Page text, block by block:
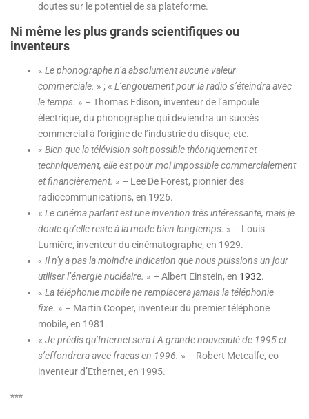
doutes sur le potentiel de sa plateforme.
Ni même les plus grands scientifiques ou
inventeurs
« Le phonographe n’a absolument aucune valeur
commerciale. » ; « L’engouement pour la radio s’éteindra avec
le temps. » – Thomas Edison, inventeur de l’ampoule
électrique, du phonographe qui deviendra un succès
commercial à l’origine de l’industrie du disque, etc.
« Bien que la télévision soit possible théoriquement et
techniquement, elle est pour moi impossible commercialement
et financièrement. » – Lee De Forest, pionnier des
radiocommunications, en 1926.
« Le cinéma parlant est une invention très intéressante, mais je
doute qu’elle reste à la mode bien longtemps. » – Louis
Lumière, inventeur du cinématographe, en 1929.
« Il n’y a pas la moindre indication que nous puissions un jour
utiliser l’énergie nucléaire. » – Albert Einstein, en 1932.
« La téléphonie mobile ne remplacera jamais la téléphonie
fixe. » – Martin Cooper, inventeur du premier téléphone
mobile, en 1981.
« Je prédis qu’Internet sera LA grande nouveauté de 1995 et
s’effondrera avec fracas en 1996. » – Robert Metcalfe, co-
inventeur d’Ethernet, en 1995.
***